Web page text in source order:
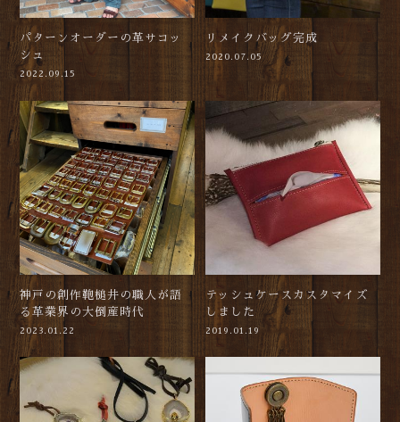
パターンオーダーの革サコッ
シュ
2022.09.15
リメイクバッグ完成
2020.07.05
神戸の創作鞄槌井の職人が語
る革業界の大倒産時代
2023.01.22
テッシュケースカスタマイズ
しました
2019.01.19